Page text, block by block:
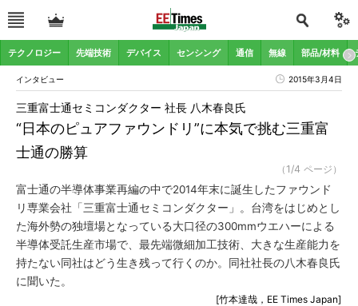
テクノロジー 先端技術 デバイス センシング 通信 無線 部品/材料
インタビュー 2015年3月4日
“日本のピュアファウンドリ”に本気で挑む三重富
士通の勝算
三重富士通セミコンダクター 社長 八木春良氏
（1/4 ページ）
富士通の半導体事業再編の中で2014年末に誕生したファウンド
リ専業会社「三重富士通セミコンダクター」。台湾をはじめとし
た海外勢の独壇場となっている大口径の300mmウエハーによる
半導体受託生産市場で、最先端微細加工技術、大きな生産能力を
持たない同社はどう生き残って行くのか。同社社長の八木春良氏
に聞いた。
[竹本達哉，EE Times Japan]